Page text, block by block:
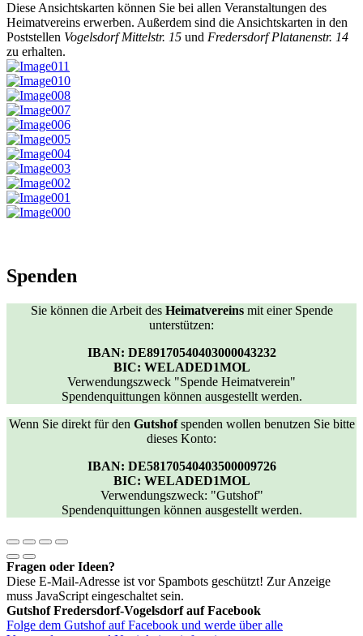
Diese Ansichtskarten können Sie bei allen Veranstaltungen des
Heimatvereins erwerben. Außerdem sind die Ansichtskarten in den
Poststellen Vogelsdorf Mittelstr. 15 und Fredersdorf Platanenstr. 14
zu erhalten.
Spenden
Sie können die Arbeit des Heimatvereinsmit einer Spende
unterstützen:
IBAN: DE89170540403000043232
BIC: WELADED1MOL
Verwendungszweck "Spende Heimatverein"
Spendenquittungen können ausgestellt werden.
Wenn Sie direkt für den Gutshofspenden wollen benutzen Sie bitte
dieses Konto:
IBAN: DE58170540403500009726
BIC: WELADED1MOL
Verwendungszweck: "Gutshof"
Spendenquittungen können ausgestellt werden.
Fragen oder Ideen?
Diese E-Mail-Adresse ist vor Spambots geschützt! Zur Anzeige
muss JavaScript eingeschaltet sein.
Gutshof Fredersdorf-Vogelsdorf auf Facebook
Folge dem Gutshof auf Facebook und werde über alle